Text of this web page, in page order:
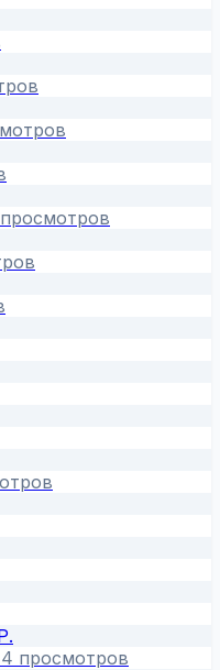
4 просмотров